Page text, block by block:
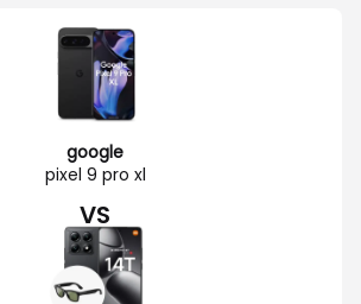
google
pixel 9 pro xl
VS